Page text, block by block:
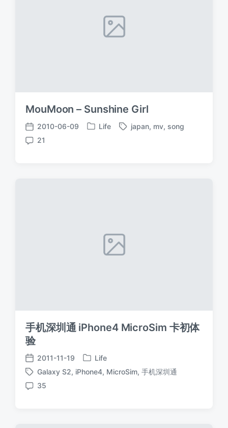
MouMoon – Sunshine Girl
发
布
2010-06-09
发
Life
标
japan, mv, song
评
21
手机深圳通 iPhone4 MicroSim 卡初体
验
发
布
日
2011-11-19
发
布
Life
标
签
Galaxy S2, iPhone4, MicroSim, 手机深圳通
评
35